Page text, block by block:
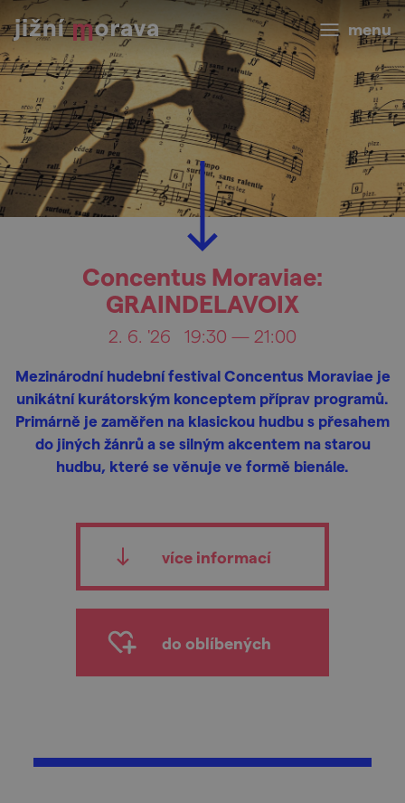
menu
Concentus Moraviae:
GRAINDELAVOIX
2. 6. '26 19:30 — 21:00
Mezinárodní hudební festival Concentus Moraviae je
unikátní kurátorským konceptem příprav programů.
Primárně je zaměřen na klasickou hudbu s přesahem
do jiných žánrů a se silným akcentem na starou
hudbu, které se věnuje ve formě bienále.
více informací
do oblíbených